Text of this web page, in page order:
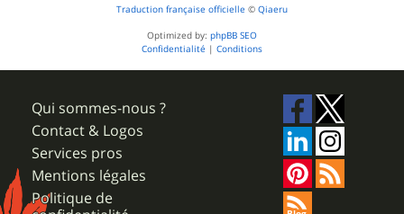
Traduction française officielle © Qiaeru
Optimized by: phpBB SEO
Confidentialité | Conditions
Qui sommes-nous ?
Contact & Logos
Services pros
Mentions légales
Politique de